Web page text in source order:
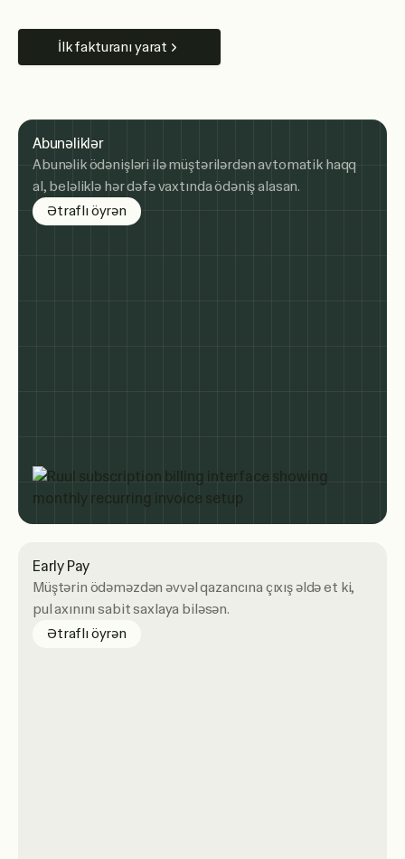
İlk fakturanı yarat
Abunəliklər
Abunəlik ödənişləri ilə müştərilərdən avtomatik haqq
al, beləliklə hər dəfə vaxtında ödəniş alasan.
Ətraflı öyrənabout subscription billing
Early Pay
Müştərin ödəməzdən əvvəl qazancına çıxış əldə et ki,
pul axınını sabit saxlaya biləsən.
Ətraflı öyrənabout Early Pay